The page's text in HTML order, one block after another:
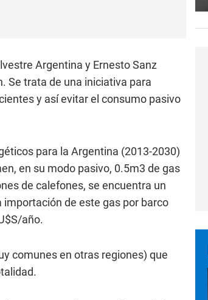
Argentina y Ernesto Sanz
Se trata de una iniciativa para
y así evitar el consumo pasivo
para la Argentina (2013-2030)
en su modo pasivo, 0.5m3 de gas
de calefones, se encuentra un
de este gas por barco
año.
comunes en otras regiones) que